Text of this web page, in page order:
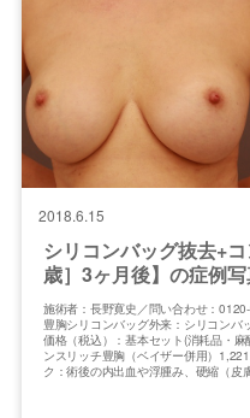
2018.6.15
シリコンバッグ抜去+
歳］3ヶ月後】の症例
施術者：長野寛史／問い合わせ：
豊胸シリコンバッグ外来：シリコン
価格（税込）：基本セット(消耗品・
ンスリッチ豊胸（ベイザー併用）
ク：術後の内出血や浮腫み、硬縮（皮